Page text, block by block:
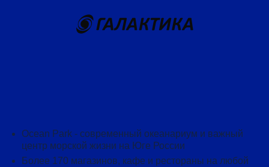
Ocean Park - современный океанариум и важный
центр морской жизни на Юге России
Более 170 магазинов, кафе и рестораны на любой